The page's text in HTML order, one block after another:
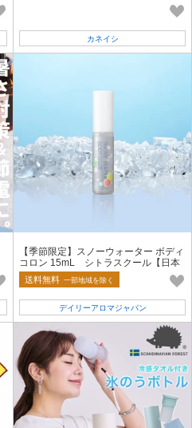
カネイシ
【季節限定】スノーウォーター ボディ
コロン 15mL シトラスクール【日本
製】
送料無料 一部地域を除く
デイリーアロマジャパン